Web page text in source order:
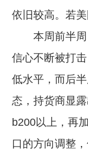
依旧较高。若
本周前半周
信心不断被打
低水平，而后
态，持货商显
b200以上，再
口的方向调整